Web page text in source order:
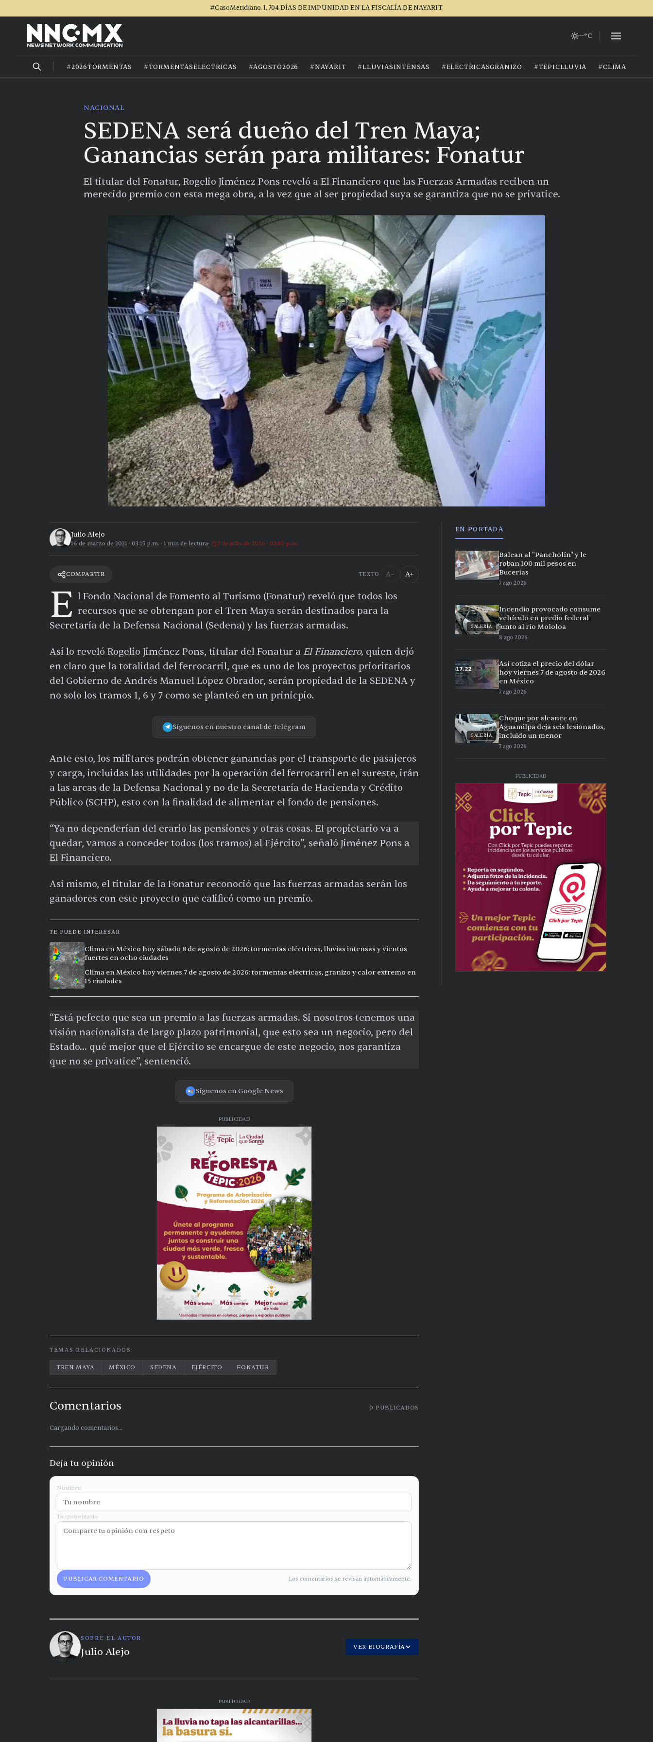
#CasoMeridiano. 1,704 DÍAS DE IMPUNIDAD EN LA FISCALÍA DE NAYARIT
--°C
#2026TORMENTAS #TORMENTASELECTRICAS #AGOSTO2026 #NAYARIT #LLUVIASINTENSAS #ELECTRICASGRANIZO #TEPICLLUVIA
NACIONAL
SEDENA será dueño del Tren Maya;
Ganancias serán para militares: Fonatur
El titular del Fonatur, Rogelio Jiménez Pons reveló a El Financiero que las Fuerzas Armadas reciben un
merecido premio con esta mega obra, a la vez que al ser propiedad suya se garantiza que no se privatice.
Julio Alejo
16 de marzo de 2021 · 03:15 p.m. · 1 min de lectura 2 de julio de 2026 · 02:10 p.m.
COMPARTIR TEXTO A− A+
E l Fondo Nacional de Fomento al Turismo (Fonatur) reveló que todos los
recursos que se obtengan por el Tren Maya serán destinados para la
Secretaría de la Defensa Nacional (Sedena) y las fuerzas armadas.
Así lo reveló Rogelio Jiménez Pons, titular del Fonatur a El Financiero, quien dejó
en claro que la totalidad del ferrocarril, que es uno de los proyectos prioritarios
del Gobierno de Andrés Manuel López Obrador, serán propiedad de la SEDENA y
no solo los tramos 1, 6 y 7 como se planteó en un prinicpio.
Síguenos en nuestro canal de Telegram
Ante esto, los militares podrán obtener ganancias por el transporte de pasajeros
y carga, incluidas las utilidades por la operación del ferrocarril en el sureste, irán
a las arcas de la Defensa Nacional y no de la Secretaría de Hacienda y Crédito
Público (SCHP), esto con la finalidad de alimentar el fondo de pensiones.
“Ya no dependerían del erario las pensiones y otras cosas. El propietario va a
quedar, vamos a conceder todos (los tramos) al Ejército”, señaló Jiménez Pons a
El Financiero.
Así mismo, el titular de la Fonatur reconoció que las fuerzas armadas serán los
ganadores con este proyecto que calificó como un premio.
TE PUEDE INTERESAR
Clima en México hoy sábado 8 de agosto de 2026: tormentas eléctricas, lluvias intensas y vientos
fuertes en ocho ciudades
Clima en México hoy viernes 7 de agosto de 2026: tormentas eléctricas, granizo y calor extremo en
15 ciudades
“Está pefecto que sea un premio a las fuerzas armadas. Si nosotros tenemos una
visión nacionalista de largo plazo patrimonial, que esto sea un negocio, pero del
Estado... qué mejor que el Ejército se encargue de este negocio, nos garantiza
que no se privatice”, sentenció.
Síguenos en Google News
PUBLICIDAD
TEMAS RELACIONADOS:
TREN MAYA MÉXICO SEDENA EJÉRCITO FONATUR
Comentarios 0 PUBLICADOS
Cargando comentarios...
Deja tu opinión
Nombre
Tu comentario
PUBLICAR COMENTARIO Los comentarios se revisan automáticamente.
SOBRE EL AUTOR
Julio Alejo VER BIOGRAFÍA
PUBLICIDAD
EN PORTADA
Balean al "Pancholín" y le
roban 100 mil pesos en
Bucerías
7 ago 2026
GALERÍA
Incendio provocado consume
vehículo en predio federal
junto al río Mololoa
8 ago 2026
Así cotiza el precio del dólar
hoy viernes 7 de agosto de 2026
en México
7 ago 2026
GALERÍA
Choque por alcance en
Aguamilpa deja seis lesionados,
incluido un menor
7 ago 2026
PUBLICIDAD